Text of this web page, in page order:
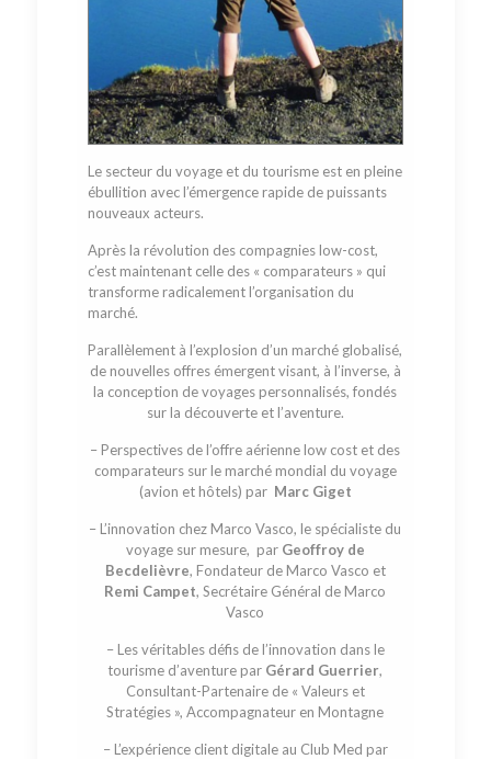
Le secteur du voyage et du tourisme est en pleine
ébullition avec l’émergence rapide de puissants
nouveaux acteurs.
Après la révolution des compagnies low-cost,
c’est maintenant celle des « comparateurs » qui
transforme radicalement l’organisation du
marché.
Parallèlement à l’explosion d’un marché globalisé,
de nouvelles offres émergent visant, à l’inverse, à
la conception de voyages personnalisés, fondés
sur la découverte et l’aventure.
– Perspectives de l’offre aérienne low cost et des
comparateurs sur le marché mondial du voyage
(avion et hôtels) parMarc Giget
– L’innovation chez Marco Vasco, le spécialiste du
voyage sur mesure, parGeoffroy de
Becdelièvre, Fondateur de Marco Vasco et
Remi Campet, Secrétaire Général de Marco
Vasco
– Les véritables défis de l’innovation dans le
tourisme d’aventure par Gérard Guerrier,
Consultant-Partenaire de « Valeurs et
Stratégies », Accompagnateur en Montagne
– L’expérience client digitale au Club Med par